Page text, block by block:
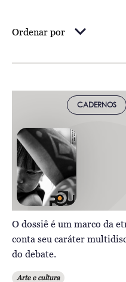
Ordenar por
CADERNOS
O dossiê é um marco da
conta seu caráter
do debate.
Arte e cultura